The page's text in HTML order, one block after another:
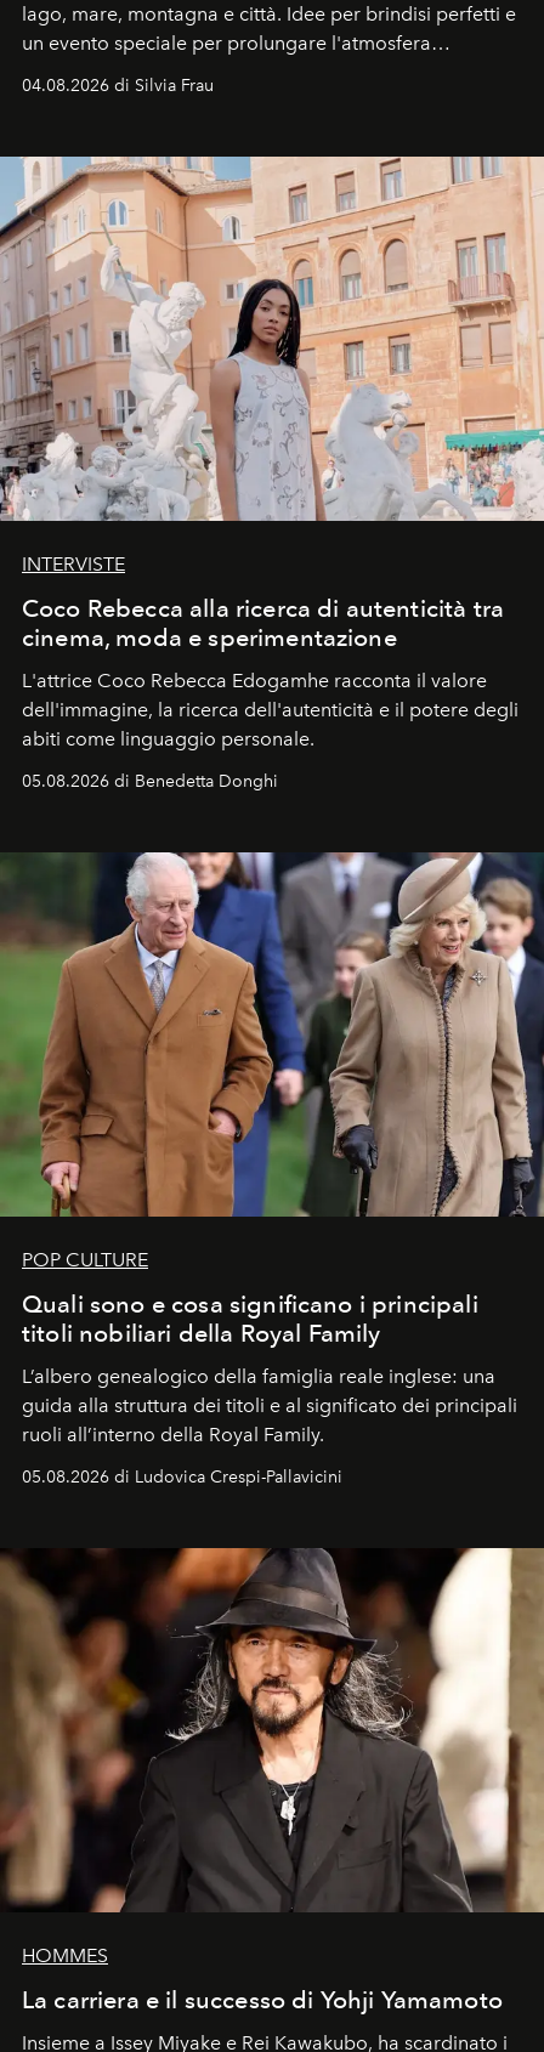
lago, mare, montagna e città. Idee per brindisi perfetti e
un evento speciale per prolungare l'atmosfera
04.08.2026 di Silvia Frau
INTERVISTE
Coco Rebecca alla ricerca di autenticità tra
cinema, moda e sperimentazione
L'attrice Coco Rebecca Edogamhe racconta il valore
dell'immagine, la ricerca dell'autenticità e il potere degli
abiti come linguaggio personale.
05.08.2026 di Benedetta Donghi
POP CULTURE
Quali sono e cosa significano i principali
titoli nobiliari della Royal Family
L’albero genealogico della famiglia reale inglese: una
guida alla struttura dei titoli e al significato dei principali
ruoli all’interno della Royal Family.
05.08.2026 di Ludovica Crespi-Pallavicini
HOMMES
La carriera e il successo di Yohji Yamamoto
Insieme a Issey Miyake e Rei Kawakubo, ha scardinato i